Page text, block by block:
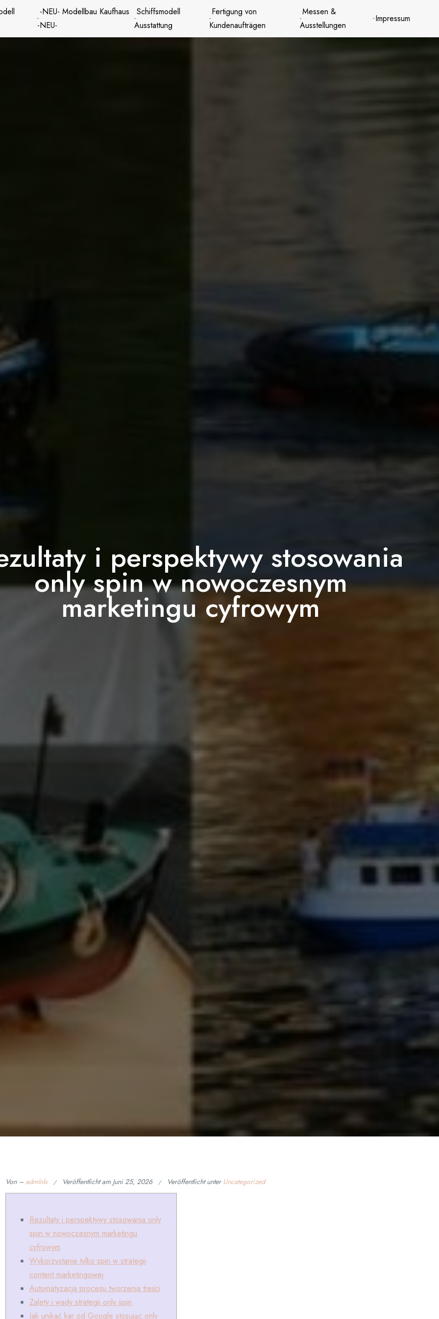
-NEU- Modellbau Kaufhaus
-NEU-
Schiffsmodell
Ausstattung
Fertigung von
Kundenaufträgen
Messen &
Ausstellungen
Impressum
i perspektywy stosowania
only spin w nowoczesnym
marketingu cyfrowym
Von – admlnlx Veröffentlicht am Juni 25, 2026 Veröffentlicht unter Uncategorized
Rezultaty i perspektywy stosowania only
spin w nowoczesnym marketingu
cyfrowym
Wykorzystanie tylko spin w strategii
content marketingowej
Automatyzacja procesu tworzenia treści
Zalety i wady strategii only spin
Jak unikać kar od Google stosując only